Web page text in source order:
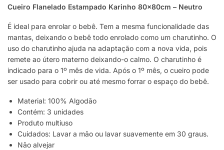
Cueiro Flanelado Estampado Karinho 80x80cm – Neutro
É ideal para enrolar o bebê. Tem a mesma funcionalidade das
mantas, deixando o bebê todo enrolado como um charutinho. O
uso do charutinho ajuda na adaptação com a nova vida, pois
remete ao útero materno deixando-o calmo. O charutinho é
indicado para o 1º mês de vida. Após o 1º mês, o cueiro pode
ser usado para cobrir ou até mesmo forrar o espaço do bebê.
Material: 100% Algodão
Contém: 3 unidades
Produto multiuso
Cuidados: Lavar a mão ou lavar suavemente em 30 graus.
Não alvejar